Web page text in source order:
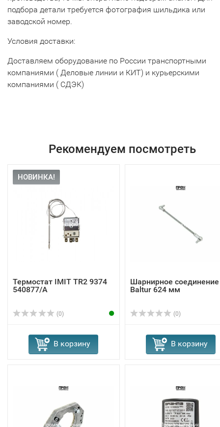
подбора детали требуется фотография шильдика или
заводской номер.
Условия доставки:
Доставляем оборудование по России транспортными
компаниями ( Деловые линии и КИТ) и курьерскими
компаниями ( СДЭК)
Рекомендуем посмотреть
НОВИНКА!
Термостат IMIT TR2 9374
540877/A
(0)
В корзину
Шарнирное соединение
Baltur 624 мм
(0)
В корзину